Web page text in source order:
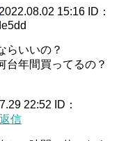
2022.08.02 15:16 ID：
らいいの？
台年間買ってるの？
22:52
ID：
返信